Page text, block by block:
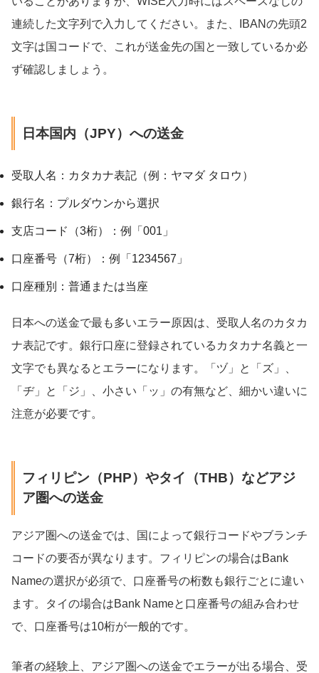
連続した文字列で入力してください。また、IBANの先頭2
文字は国コードで、これが送金先の国と一致しているか必
ず確認しましょう。
日本国内（JPY）への送金
受取人名：カタカナ表記（例：ヤマダ タロウ）
銀行名：プルダウンから選択
支店コード（3桁）：例「001」
口座番号（7桁）：例「1234567」
口座種別：普通または当座
日本への送金で最も多いエラー原因は、受取人名のカタカ
ナ表記です。銀行口座に登録されているカタカナ名義と一
文字でも異なるとエラーになります。「ヅ」と「ズ」、
「ヂ」と「ジ」、小さい「ッ」の有無など、細かい違いに
注意が必要です。
フィリピン（PHP）やタイ（THB）などアジ
ア圏への送金
アジア圏への送金では、国によって銀行コードやブランチ
コードの要否が異なります。フィリピンの場合はBank
Nameの選択が必須で、口座番号の桁数も銀行ごとに違い
ます。タイの場合はBank Nameと口座番号の組み合わせ
で、口座番号は10桁が一般的です。
筆者の経験上、アジア圏への送金でエラーが出る場合、受